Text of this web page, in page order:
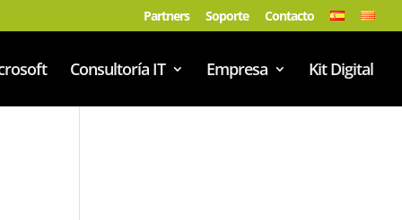
Partners Soporte Contacto
Consultoría IT Empresa Kit Digital